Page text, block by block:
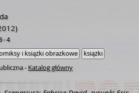
4
i książki obrazkowe
książki
- Katalog główny